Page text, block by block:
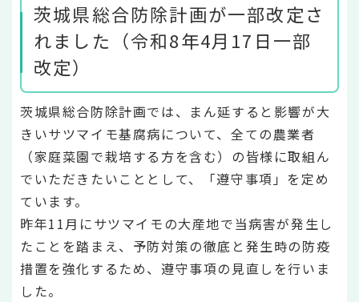
茨城県総合防除計画が一部改定さ
れました（令和8年4月17日一部
改定）
茨城県総合防除計画では、まん延すると影響が大
きいサツマイモ基腐病について、全ての農業者
（家庭菜園で栽培する方を含む）の皆様に取組ん
でいただきたいこととして、「遵守事項」を定め
ています。
昨年11月にサツマイモの大産地で当病害が発生し
たことを踏まえ、予防対策の徹底と発生時の防疫
措置を強化するため、遵守事項の見直しを行いま
した。